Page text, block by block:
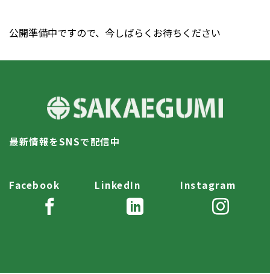
公開準備中ですので、今しばらくお待ちください
最新情報をSNSで配信中
Facebook LinkedIn Instagram